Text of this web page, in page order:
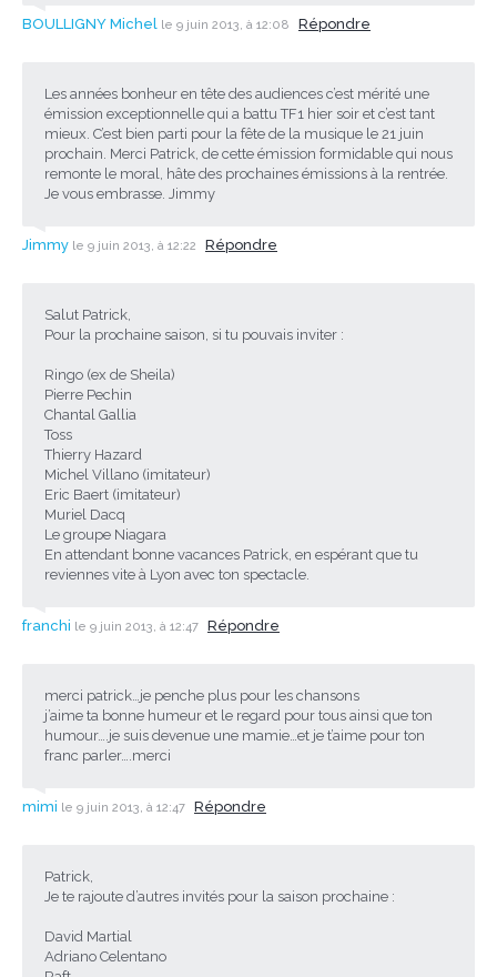
BOULLIGNY Michel le 9 juin 2013, à 12:08 Répondre
Les années bonheur en tête des audiences c’est mérité une
émission exceptionnelle qui a battu TF1 hier soir et c’est tant
mieux. C’est bien parti pour la fête de la musique le 21 juin
prochain. Merci Patrick, de cette émission formidable qui nous
remonte le moral, hâte des prochaines émissions à la rentrée.
Je vous embrasse. Jimmy
Jimmy le 9 juin 2013, à 12:22 Répondre
Salut Patrick,
Pour la prochaine saison, si tu pouvais inviter :
Ringo (ex de Sheila)
Pierre Pechin
Chantal Gallia
Toss
Thierry Hazard
Michel Villano (imitateur)
Eric Baert (imitateur)
Muriel Dacq
Le groupe Niagara
En attendant bonne vacances Patrick, en espérant que tu
reviennes vite à Lyon avec ton spectacle.
franchi le 9 juin 2013, à 12:47 Répondre
merci patrick…je penche plus pour les chansons
j’aime ta bonne humeur et le regard pour tous ainsi que ton
humour….je suis devenue une mamie…et je t’aime pour ton
franc parler….merci
mimi le 9 juin 2013, à 12:47 Répondre
Patrick,
Je te rajoute d’autres invités pour la saison prochaine :
David Martial
Adriano Celentano